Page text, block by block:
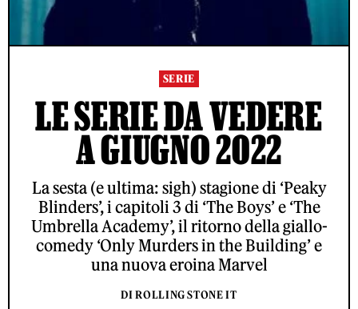
SERIE
LE SERIE DA VEDERE
A GIUGNO 2022
La sesta (e ultima: sigh) stagione di ‘Peaky
Blinders’, i capitoli 3 di ‘The Boys’ e ‘The
Umbrella Academy’, il ritorno della giallo-
comedy ‘Only Murders in the Building’ e
una nuova eroina Marvel
DI ROLLING STONE IT